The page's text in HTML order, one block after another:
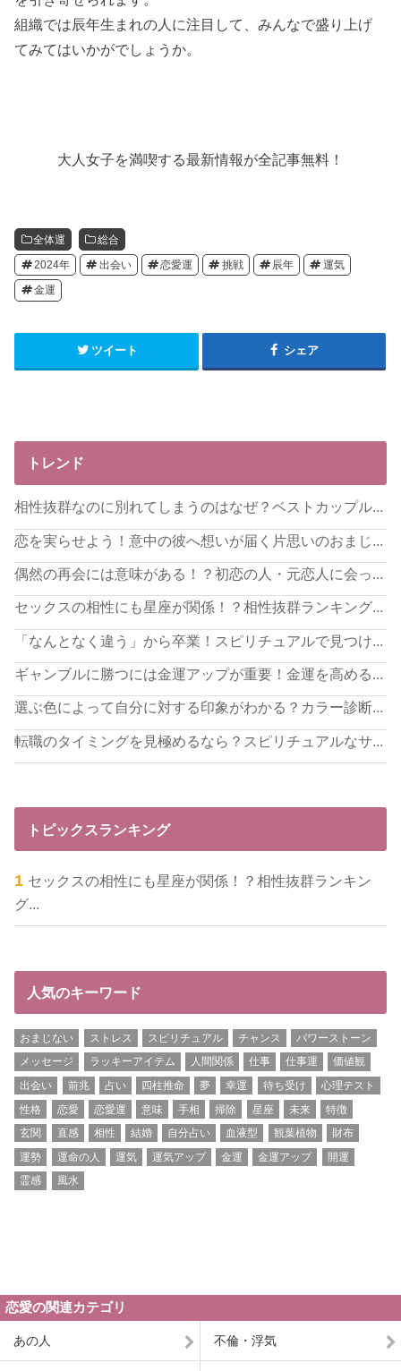
組織では辰年生まれの人に注目して、みんなで盛り上げ
てみてはいかがでしょうか。
大人女子を満喫する最新情報が全記事無料！
全体運 総合
2024年 出会い 恋愛運 挑戦 辰年 運気
金運
ツイート シェア
トレンド
相性抜群なのに別れてしまうのはなぜ？ベストカップル...
恋を実らせよう！意中の彼へ想いが届く片思いのおまじ...
偶然の再会には意味がある！？初恋の人・元恋人に会っ...
セックスの相性にも星座が関係！？相性抜群ランキング...
「なんとなく違う」から卒業！スピリチュアルで見つけ...
ギャンブルに勝つには金運アップが重要！金運を高める...
選ぶ色によって自分に対する印象がわかる？カラー診断...
転職のタイミングを見極めるなら？スピリチュアルなサ...
トピックスランキング
セックスの相性にも星座が関係！？相性抜群ランキン
グ...
人気のキーワード
おまじない ストレス スピリチュアル チャンス
パワーストーン
メッセージ
ラッキーアイテム 人間関係 仕事 仕事運
価値観
出会い
前兆 占い 四柱推命 夢 幸運 待ち受け
心理テスト
性格
恋愛 恋愛運 意味 手相 掃除 星座 未来
特徴
玄関
直感 相性 結婚 自分占い 血液型 観葉植物
財布
運勢
運命の人 運気 運気アップ 金運 金運アップ
開運
霊感
風水
恋愛の関連カテゴリ
あの人 不倫・浮気